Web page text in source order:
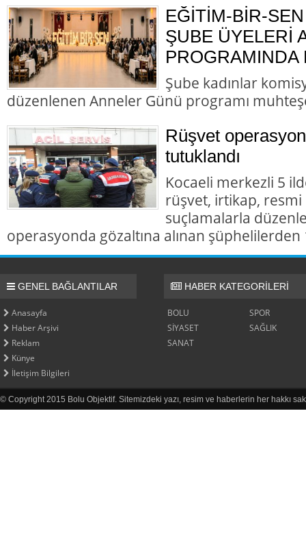
EĞİTİM-BİR-
ŞUBE ÜYELERİ
PROGRAMINDA
Şube kadınlar
düzenlenen Anneler Günü programı
Rüşvet
tutuklandı
Kocaeli merkezli 5
rüşvet, irtikap,
suçlamalarla
operasyonda gözaltına alınan
GENEL BAĞLANTILAR
Anasayfa
Haber Arşivi
Reklam
Künye
İletişim Bilgileri
HABER KATEGORİLERİ
BOLU
SPOR
SİYASET
SAĞLIK
SANAT
© Copyright 2015 Bolu Objektif. Sitemizdeki yazı, resim ve haberlerin her hakkı